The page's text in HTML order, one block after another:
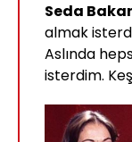
Seda
almak
Aslında
isterdim.